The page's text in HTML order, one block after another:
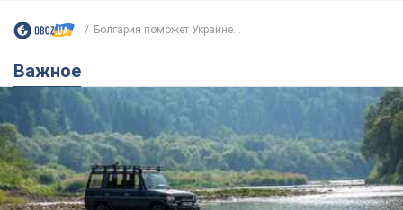
Болгария поможет Украине...
Важное